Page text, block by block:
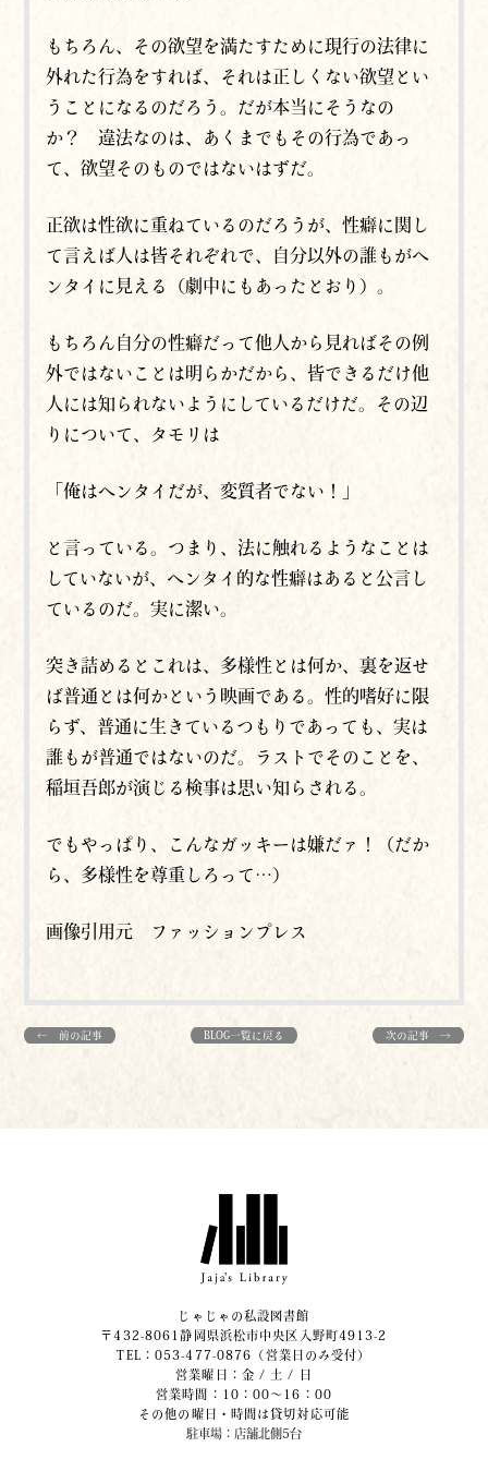
もちろん、その欲望を満たすために現行の法律に
外れた行為をすれば、それは正しくない欲望とい
うことになるのだろう。だが本当にそうなの
か？ 違法なのは、あくまでもその行為であっ
て、欲望そのものではないはずだ。
正欲は性欲に重ねているのだろうが、性癖に関し
て言えば人は皆それぞれで、自分以外の誰もがヘ
ンタイに見える（劇中にもあったとおり）。
もちろん自分の性癖だって他人から見ればその例
外ではないことは明らかだから、皆できるだけ他
人には知られないようにしているだけだ。その辺
りについて、タモリは
「俺はヘンタイだが、変質者でない！」
と言っている。つまり、法に触れるようなことは
していないが、ヘンタイ的な性癖はあると公言し
ているのだ。実に潔い。
突き詰めるとこれは、多様性とは何か、裏を返せ
ば普通とは何かという映画である。性的嗜好に限
らず、普通に生きているつもりであっても、実は
誰もが普通ではないのだ。ラストでそのことを、
稲垣吾郎が演じる検事は思い知らされる。
でもやっぱり、こんなガッキーは嫌だァ！（だか
ら、多様性を尊重しろって…）
画像引用元 ファッションプレス
← 前の記事 BLOG一覧に戻る 次の記事 →
じゃじゃの私設図書館
〒432-8061静岡県浜松市中央区入野町4913-2
​TEL：053-477-0876（営業日のみ受付）
営業曜日：金 / 土 / 日
営業時間：10：00～16：00
その他の曜日・時間は貸切対応可能
駐車場：店舗北側5台